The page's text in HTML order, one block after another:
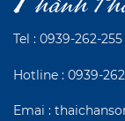
Tel : 0939-262-255
Hotline : 0939-
Emai :